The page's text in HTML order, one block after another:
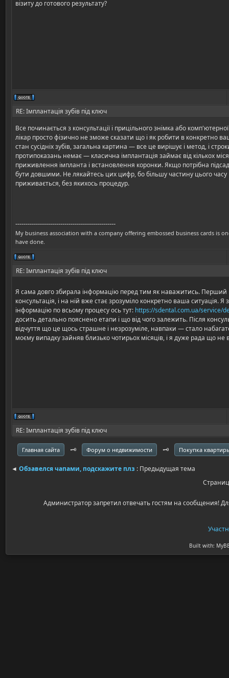
візиту до готового результату?
RE: Імплантація зубів під ключ
Все починається з консультації і прицільного знімка або
лікар просто фізично не зможе сказати що і як робити в конкретно
стан сусідніх зубів, загальна картина — все це вирішує і метод, і
протипоказань немає — класична імплантація займає від кількох
приживлення імпланта і встановлення коронки. Якщо потрібна
бути довшими. Не лякайтесь цих цифр, бо більшу частину цього часу
приживається, без якихось процедур.
-------------------------------------------------
My business association with a company offering embossed business cards is
have done.
RE: Імплантація зубів під ключ
Я сама довго збирала інформацію перед тим як наважитись. Перший
консультація, і на ній вже стає зрозуміло конкретно ваша ситуація.
інформацію по всьому процесу ось тут: https://sdental.com.ua/service/
досить детально пояснено етапи і що від чого залежить. Після
відчуття що це щось страшне і незрозуміле, навпаки — стало
моєму випадку зайняв близько чотирьох місяців, і я дуже рада що не
RE: Імплантація зубів під ключ
Главная сайта 🗝️ Форум о недвижимости 🗝️ Покупка
◄Обзавелся чапами, подскажите плз : Предыдущая тема
Администратор запретил отвечать гостям на сообщения!
Built with: